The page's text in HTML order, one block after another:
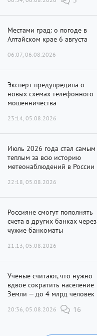
Местами град: о погоде в
Алтайском крае 6 августа
06:07, 06.08.2026
Эксперт предупредила о
новых схемах телефонного
мошенничества
23:14, 05.08.2026
Июль 2026 года стал самым
теплым за всю историю
метеонаблюдений в России
22:18, 05.08.2026
Россияне смогут пополнять
счета в других банках через
чужие банкоматы
21:13, 05.08.2026
Учёные считают, что нужно
вдвое сократить население
Земли — до 4 млрд человек
20:36, 05.08.2026 16